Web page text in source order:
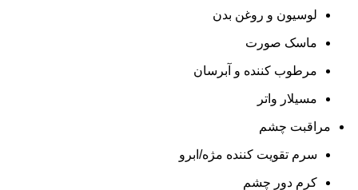
لوسیون و روغن بدن
ماسک صورت
مرطوب کننده و آبرسان
مسیلار واتر
مراقبت چشم
سرم تقویت کننده مژه/ابرو
کرم دور چشم